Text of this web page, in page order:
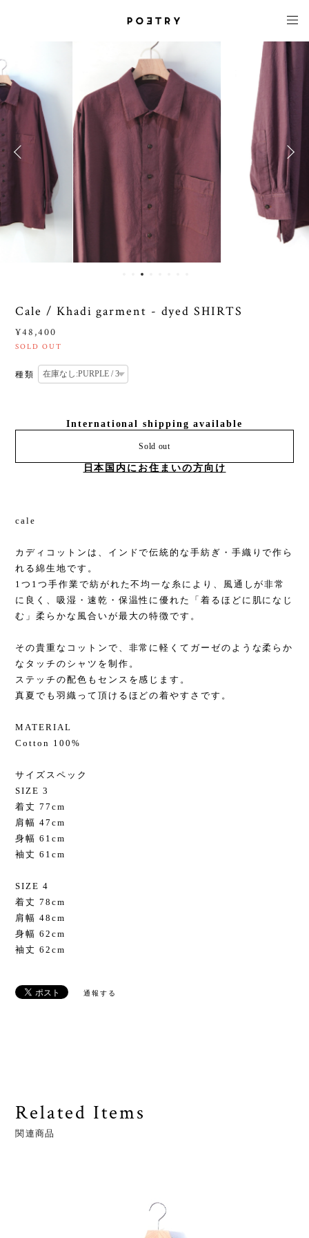
Cale / Khadi garment - dyed SHIRTS
¥48,400
SOLD OUT
種類
International shipping available
Sold out
日本国内にお住まいの方向け
cale
カディコットンは、インドで伝統的な手紡ぎ・手織りで作ら
れる綿生地です。
1つ1つ手作業で紡がれた不均一な糸により、風通しが非常
に良く、吸湿・速乾・保温性に優れた「着るほどに肌になじ
む」柔らかな風合いが最大の特徴です。
その貴重なコットンで、非常に軽くてガーゼのような柔らか
なタッチのシャツを制作。
ステッチの配色もセンスを感じます。
真夏でも羽織って頂けるほどの着やすさです。
MATERIAL
Cotton 100%
サイズスペック
SIZE 3
着丈 77cm
肩幅 47cm
身幅 61cm
袖丈 61cm
SIZE 4
着丈 78cm
肩幅 48cm
身幅 62cm
袖丈 62cm
通報する
Related Items
関連商品